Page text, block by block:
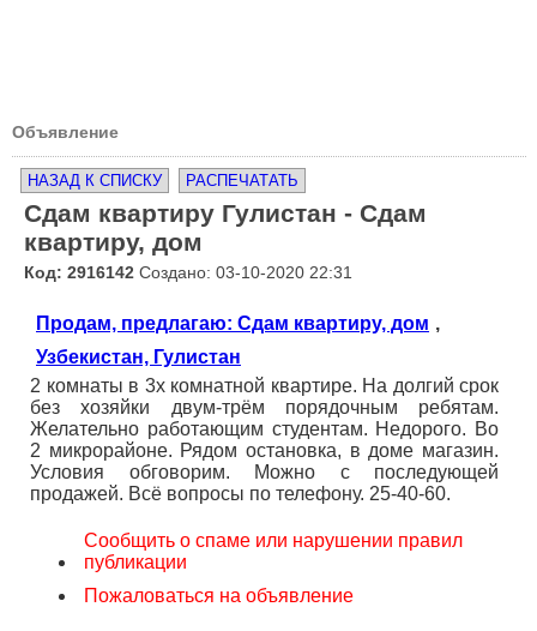
Объявление
НАЗАД К СПИСКУ РАСПЕЧАТАТЬ
Сдам квартиру Гулистан - Сдам
квартиру, дом
Код: 2916142 Создано: 03-10-2020 22:31
Продам, предлагаю: Сдам квартиру, дом ,
Узбекистан, Гулистан
2 комнаты в 3х комнатной квартире. На долгий срок
без хозяйки двум-трём порядочным ребятам.
Желательно работающим студентам. Недорого. Во
2 микрорайоне. Рядом остановка, в доме магазин.
Условия обговорим. Можно с последующей
продажей. Всё вопросы по телефону. 25-40-60.
Сообщить о спаме или нарушении правил
публикации
Пожаловаться на объявление